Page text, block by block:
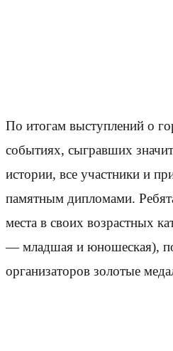
По итогам выступлений о
событиях, сыгравших
истории, все участники и
памятным дипломами.
места в своих возрастных
— младшая и юношеская),
организаторов золотые